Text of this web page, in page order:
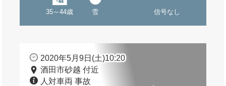
35～44歳 雪 信号なし
2020年5月9日(土)10:20
酒田市砂越 付近
人対車両 事故